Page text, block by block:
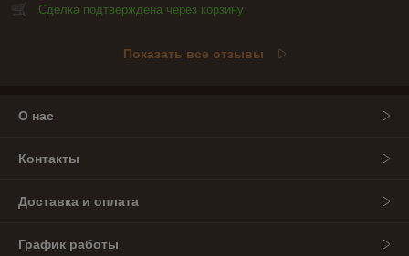
Сделка подтверждена через корзину
Показать все отзывы
О нас
Контакты
Доставка и оплата
График работы